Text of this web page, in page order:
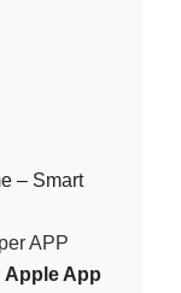
– Smart
APP
Apple App